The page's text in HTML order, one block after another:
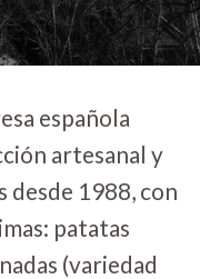
española
artesanal y
1988, con
patatas
(variedad